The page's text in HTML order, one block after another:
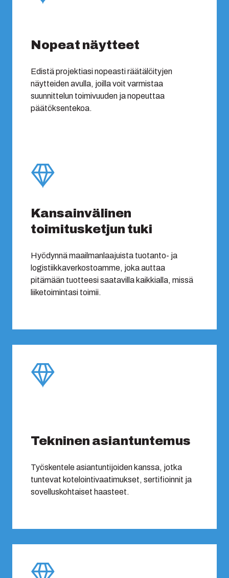
Nopeat näytteet
Edistä projektiasi nopeasti räätälöityjen
näytteiden avulla, joilla voit varmistaa
suunnittelun toimivuuden ja nopeuttaa
päätöksentekoa.
Kansainvälinen
toimitusketjun tuki
Hyödynnä maailmanlaajuista tuotanto- ja
logistiikkaverkostoamme, joka auttaa
pitämään tuotteesi saatavilla kaikkialla, missä
liiketoimintasi toimii.
Tekninen asiantuntemus
Työskentele asiantuntijoiden kanssa, jotka
tuntevat kotelointivaatimukset, sertifioinnit ja
sovelluskohtaiset haasteet.